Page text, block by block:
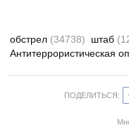
обстрел (34738) штаб
Антитеррористическая
ПОДЕЛИТЬСЯ: